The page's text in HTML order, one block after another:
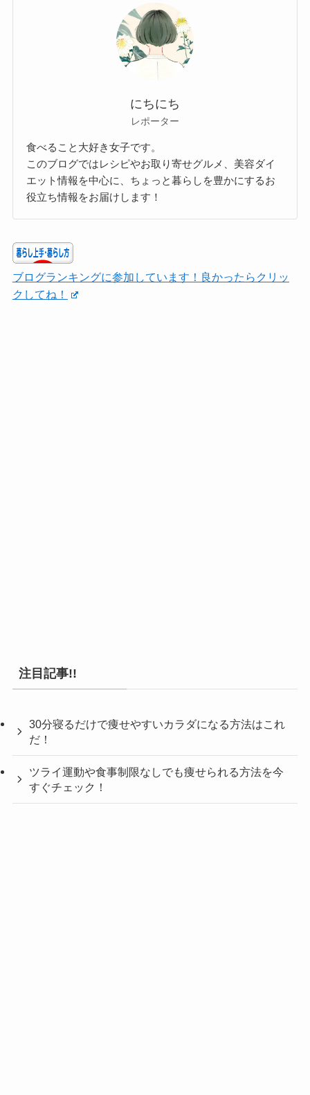
にちにち
レポーター
食べること大好き女子です。
このブログではレシピやお取り寄せグルメ、美容ダイ
エット情報を中心に、ちょっと暮らしを豊かにするお
役立ち情報をお届けします！
ブログランキングに参加しています！良かったらクリッ
クしてね！
注目記事!!
30分寝るだけで痩せやすいカラダになる方法はこれ
だ！
ツライ運動や食事制限なしでも痩せられる方法を今
すぐチェック！